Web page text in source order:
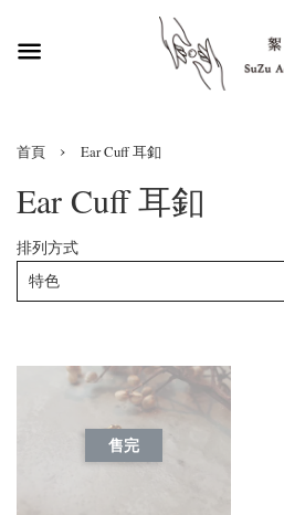
首頁 › Ear Cuff 耳釦
Ear Cuff 耳釦
排列方式
售完